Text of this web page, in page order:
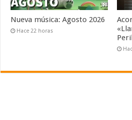
Nueva música: Agosto 2026
Hace 22 horas